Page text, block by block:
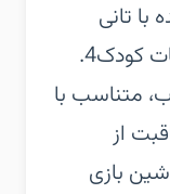
با تانی
کوچولوی زرنگ متناسب با روحیات کودک‏4.
متناسب با
از
بازی